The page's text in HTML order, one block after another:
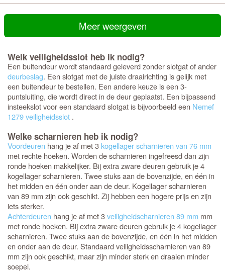
Meer weergeven
Welk veiligheidsslot heb ik nodig?
Een buitendeur wordt standaard geleverd zonder slotgat of ander
deurbeslag. Een slotgat met de juiste draairichting is gelijk met
een buitendeur te bestellen. Een andere keuze is een 3-
puntsluiting, die wordt direct in de deur geplaatst. Een bijpassend
insteekslot voor een standaard slotgat is bijvoorbeeld een Nemef
1279 veiligheidsslot .
Welke scharnieren heb ik nodig?
Voordeuren hang je af met 3kogellager scharnieren van 76 mm
met rechte hoeken. Worden de scharnieren ingefreesd dan zijn
ronde hoeken makkelijker. Bij extra zware deuren gebruik je 4
kogellager scharnieren. Twee stuks aan de bovenzijde, en één in
het midden en één onder aan de deur. Kogellager scharnieren
van 89 mm zijn ook geschikt. Zij hebben een hogere prijs en zijn
iets sterker.
Achterdeuren hang je af met 3veiligheidscharnieren 89 mm mm
met ronde hoeken. Bij extra zware deuren gebruik je 4 kogellager
scharnieren. Twee stuks aan de bovenzijde, en één in het midden
en onder aan de deur. Standaard veiligheidsscharnieren van 89
mm zijn ook geschikt, maar zijn minder sterk en draaien minder
soepel.